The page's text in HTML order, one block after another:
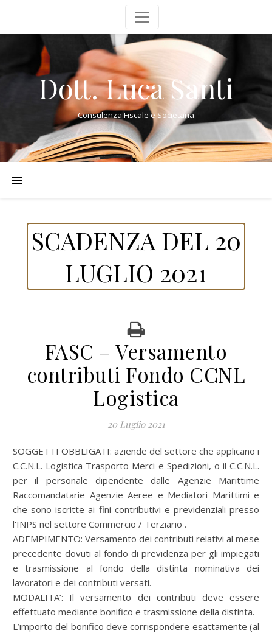
Dott. Luca Santi
Consulenza Fiscale e Societaria
SCADENZA DEL 20
LUGLIO 2021
FASC – Versamento
contributi Fondo CCNL
Logistica
20 Luglio 2021
SOGGETTI OBBLIGATI: aziende del settore che applicano i
C.C.N.L. Logistica Trasporto Merci e Spedizioni, o il C.C.N.L.
per il personale dipendente dalle Agenzie Marittime
Raccomandatarie Agenzie Aeree e Mediatori Marittimi e
che sono iscritte ai fini contributivi e previdenziali presso
l'INPS nel settore Commercio / Terziario .
ADEMPIMENTO: Versamento dei contributi relativi al mese
precedente dovuti al fondo di previdenza per gli impiegati
e trasmissione al fondo della distinta nominativa dei
lavoratori e dei contributi versati.
MODALITA’: Il versamento dei contributi deve essere
effettuato mediante bonifico e trasmissione della distinta.
L’importo del bonifico deve corrispondere esattamente (al